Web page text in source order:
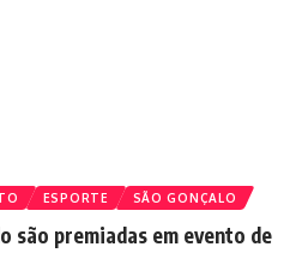
ESPORTE SÃO GONÇALO
são premiadas em evento de